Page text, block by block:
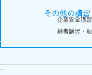
その他の講習
企業安全講
齢者講習・